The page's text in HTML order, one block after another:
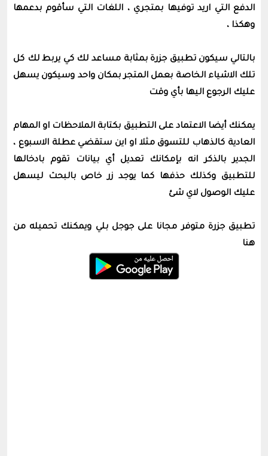
الدفع التي اريد توفيها بمتجري ، اللغات التي سأقوم بدعمها
وهكذا ،
بالتالي سيكون تطبيق جزرة بمثابة مساعد لك كي يربط لك كل
تلك الاشياء الخاصة بعمل المتجر بمكان واحد وسيكون يسهل
عليك الرجوع اليها بأي وقت
يمكنك أيضا الاعتماد على التطبيق بكتابة الملاحظات او المهام
العادية كالذهاب للتسوق مثلا او اين ستقضي عطلة الاسبوع ،
الجدير بالذكر انه بإمكانك تعديل أي بيانات تقوم بادخالها
للتطبيق وكذلك حذفها كما يوجد زر خاص بالبحث ليسهل
عليك الوصول لاي شئ
تطبيق جزرة متوفر مجانا على جوجل بلي ويمكنك تحميله من
هنا